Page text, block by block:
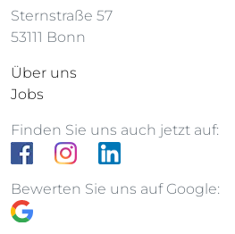
Sternstraße 57
53111 Bonn
Über uns
Jobs
Finden Sie uns auch jetzt auf:
Bewerten Sie uns auf Google: